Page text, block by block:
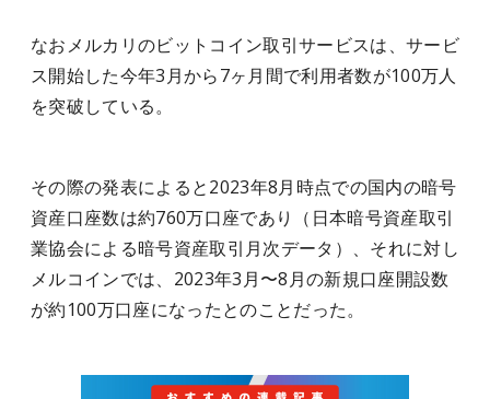
なおメルカリのビットコイン取引サービスは、サービ
ス開始した今年3月から7ヶ月間で利用者数が100万人
を突破している。
その際の発表によると2023年8月時点での国内の暗号
資産口座数は約760万口座であり（日本暗号資産取引
業協会による暗号資産取引月次データ）、それに対し
メルコインでは、2023年3月〜8月の新規口座開設数
が約100万口座になったとのことだった。